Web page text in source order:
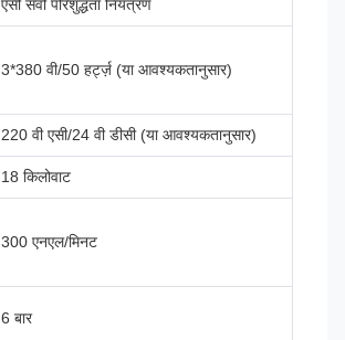
एसी सर्वो परिशुद्धता नियंत्रण
3*380 वी/50 हर्ट्ज़ (या आवश्यकतानुसार)
220 वी एसी/24 वी डीसी (या आवश्यकतानुसार)
18 किलोवाट
300 एनएल/मिनट
6 बार